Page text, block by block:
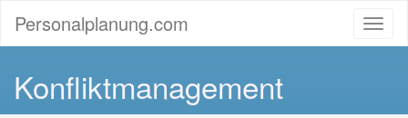
Personalplanung.com
Konfliktmanagement